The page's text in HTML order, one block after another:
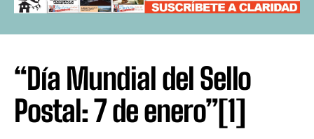
“Día Mundial del Sello
Postal: 7 de enero”[1]